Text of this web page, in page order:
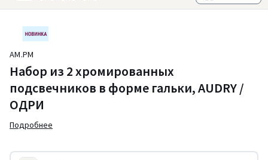
AM.PM
Набор из 2 хромированных
подсвечников в форме гальки, AUDRY /
ОДРИ
Подробнее